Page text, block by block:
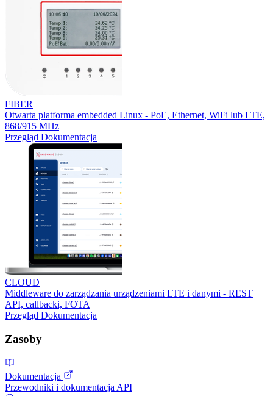
FIBER
Otwarta platforma embedded Linux - PoE, Ethernet, WiFi lub LTE,
868/915 MHz
Przegląd Dokumentacja
CLOUD
Middleware do zarządzania urządzeniami LTE i danymi - REST
API, callbacki, FOTA
Przegląd Dokumentacja
Zasoby
Dokumentacja
Przewodniki i dokumentacja API